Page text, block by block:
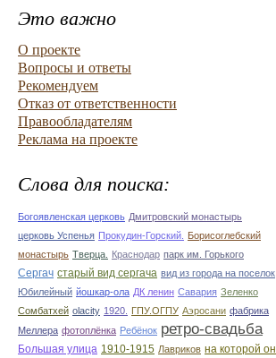
Это важно
О проекте
Вопросы и ответы
Рекомендуем
Отказ от ответственности
Правообладателям
Реклама на проекте
Слова для поиска:
Богоявленская церковь Дмитровский монастырь
церковь Успенья Прокудин-Горский.
Борисоглебский
монастырь Тверца. Краснодар парк им. Горького
Сергач старый вид сергача вид из города на поселок
Юбилейный йошкар-ола ДК ленин Савария Зеленко
Сомбатхей olacity 1920. ГПУ.ОГПУ Аэросани фабрика
Меллера фотоплёнка Ребёнок ретро-свадьба
Большая улица 1910-1915 Лавриков на которой он